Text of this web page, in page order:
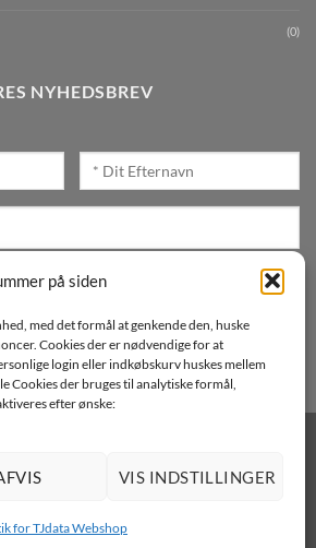
på siden
med det formål at genkende den, huske
Cookies der er nødvendige for at
login eller indkøbskurv huskes mellem
Cookies der bruges til analytiske formål,
efter ønske:
VIS INDSTILLINGER
for TJdata Webshop
(0)
NYHEDSBREV
mails fra TJdata!
Læs vores Persondatapolitik